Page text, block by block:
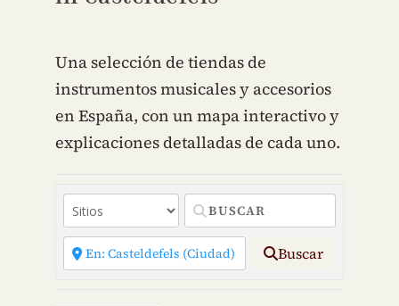
Una selección de tiendas de
instrumentos musicales y accesorios
en España, con un mapa interactivo y
explicaciones detalladas de cada uno.
Buscar